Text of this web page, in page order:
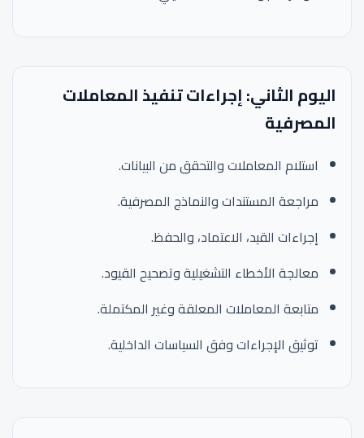
اليوم الثاني: إجراءات تنفيذ المعاملات
المصرفية
استلام المعاملات والتحقق من البيانات.
مراجعة المستندات والنماذج المصرفية.
إجراءات القيد، الاعتماد، والحفظ.
معالجة الأخطاء التشغيلية وتصحيح القيود.
متابعة المعاملات المعلقة وغير المكتملة.
توثيق الإجراءات وفق السياسات الداخلية.